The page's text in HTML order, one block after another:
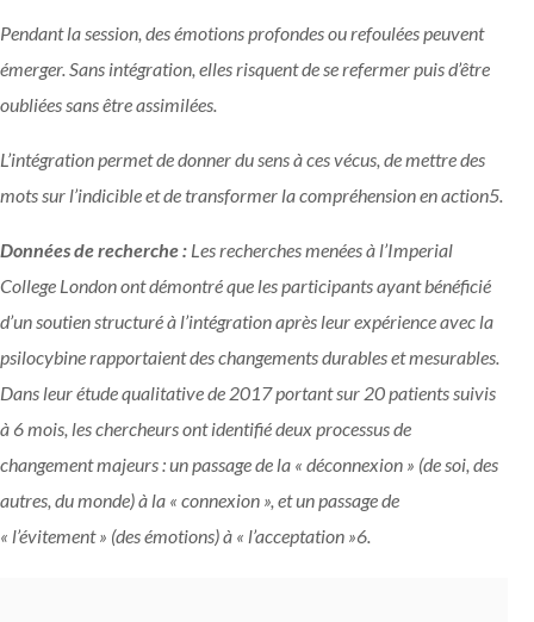
Pendant la session, des émotions profondes ou refoulées peuvent
émerger. Sans intégration, elles risquent de se refermer puis d’être
oubliées sans être assimilées.
L’intégration permet de donner du sens à ces vécus, de mettre des
mots sur l’indicible et de transformer la compréhension en action5
Données de recherche : Les recherches menées à l’Imperial
College London ont démontré que les participants ayant bénéficié
d’un soutien structuré à l’intégration après leur expérience avec la
psilocybine rapportaient des changements durables et mesurables.
Dans leur étude qualitative de 2017 portant sur 20 patients suivis
à 6 mois, les chercheurs ont identifié deux processus de
changement majeurs : un passage de la « déconnexion » (de soi, des
autres, du monde) à la « connexion », et un passage de
« l’évitement » (des émotions) à « l’acceptation »6